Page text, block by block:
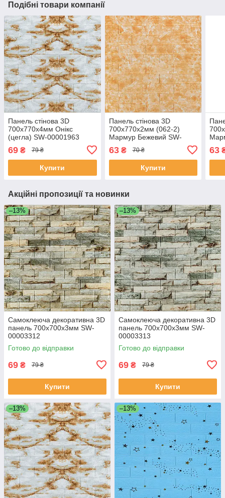
Подібні товари компанії
Панель стінова 3D
700х770х4мм Онікс
(цегла) SW-00001963
69 ₴ 79 ₴
Купити
Панель стінова 3D
700х770х2мм (062-2)
Мармур Бежевий SW-
63₴ 70 ₴
Купити
63
Акційні пропозиції та новинки
–13%
Самоклеюча декоративна 3D
панель 700х700х3мм SW-
00003312
Готово до відправки
69 ₴ 79 ₴
Купити
–13%
Самоклеюча декоративна 3D
панель 700х700х3мм SW-
00003313
Готово до відправки
69 ₴ 79 ₴
Купити
–13% –13%